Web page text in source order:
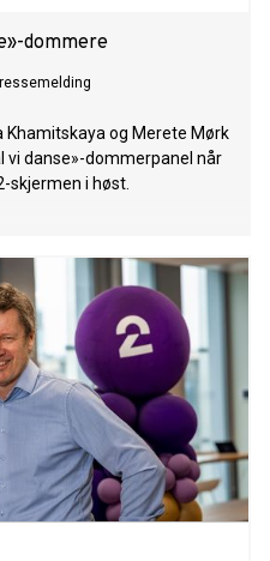
dommere
Khamitskaya og Merete Mørk
vi danse»-dommerpanel når
skjermen i høst.